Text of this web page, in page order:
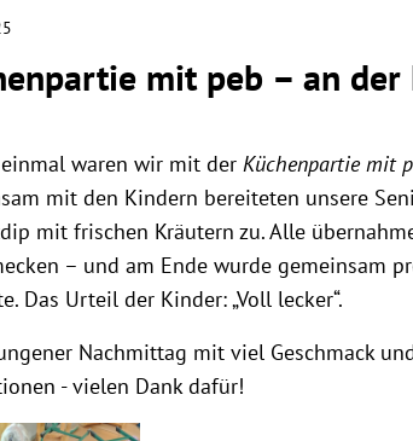
mit peb – an
waren wir mit der Küchenpartie mit
mit den Kindern bereiteten unsere
mit frischen Kräutern zu. Alle
– und am Ende wurde gemeinsam
Das Urteil der Kinder: „Voll lecker“.
Nachmittag mit viel Geschmack
- vielen Dank dafür!